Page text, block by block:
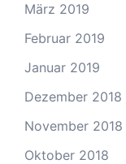
März 2019
Februar 2019
Januar 2019
Dezember 2018
November 2018
Oktober 2018